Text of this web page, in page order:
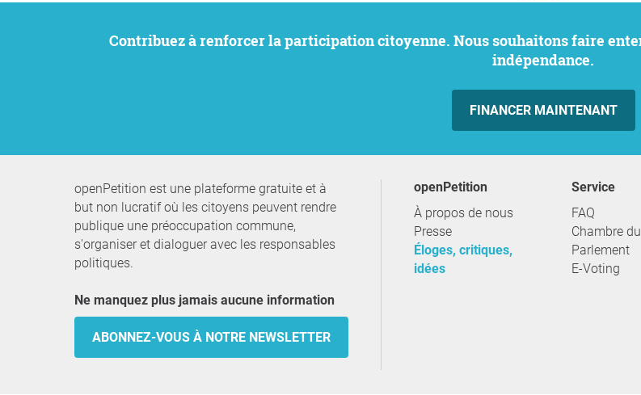
Contribuez à renforcer la participation citoyenne. Nous souhaitons faire entendre vos préoccupations tout en préservant notre
indépendance.
FINANCER MAINTENANT
openPetition est une plateforme gratuite et à
but non lucratif où les citoyens peuvent rendre
publique une préoccupation commune,
s'organiser et dialoguer avec les responsables
politiques.
Ne manquez plus jamais aucune information
ABONNEZ-VOUS À NOTRE NEWSLETTER
openPetition
À propos de nous
Presse
Éloges, critiques,
idées
service
FAQ
Chambre du
Parlement
E-Voting